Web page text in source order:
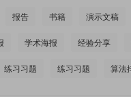
报告 书籍 演示文稿
学术海报 经验分享
练习习题 练习习题 算法